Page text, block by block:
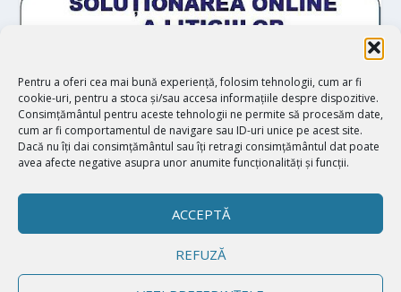
Pentru a oferi cea mai bună experiență, folosim tehnologii, cum ar fi
cookie-uri, pentru a stoca și/sau accesa informațiile despre dispozitive.
Consimțământul pentru aceste tehnologii ne permite să procesăm date,
cum ar fi comportamentul de navigare sau ID-uri unice pe acest site.
Dacă nu îți dai consimțământul sau îți retragi consimțământul dat poate
avea afecte negative asupra unor anumite funcționalități și funcții.
ACCEPTĂ
REFUZĂ
Proiectat deElegant Themes| Realizat deWordPress